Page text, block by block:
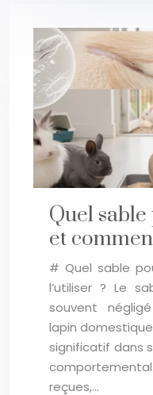
Quel
et
# Quel sable
l’utiliser ? Le
souvent
lapin
significatif dans
reçues,…